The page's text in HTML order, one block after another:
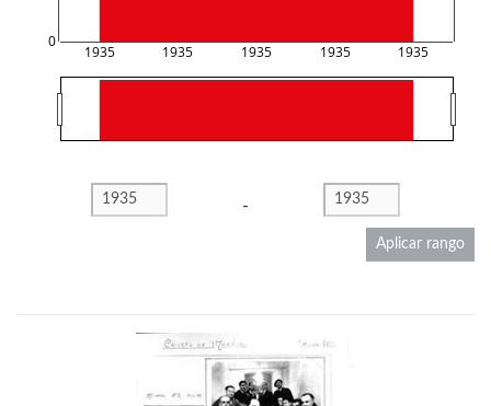
1935 1935 1935 1935 1935
0
-
Aplicar rango